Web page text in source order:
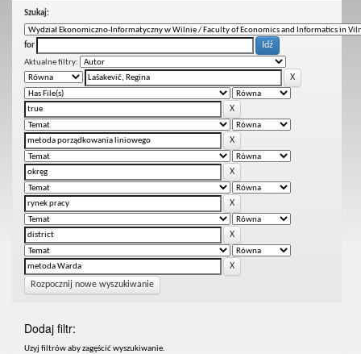
Szukaj:
for
Aktualne filtry:
Rozpocznij nowe wyszukiwanie
Dodaj filtr:
Uzyj filtrów aby zagęścić wyszukiwanie.